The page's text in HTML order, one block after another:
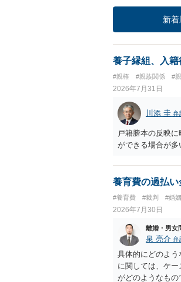
新着
養子縁組、入籍
#親権 #親族関係 #
2026年7月31日
川添 圭 弁
戸籍謄本の反映
ができる場合が
養育費の過払
#養育費 #裁判 #婚
2026年7月30日
離婚・男女
泉 亮介 弁
具体的にどのよ
に関しては、ケ
がどのようなも